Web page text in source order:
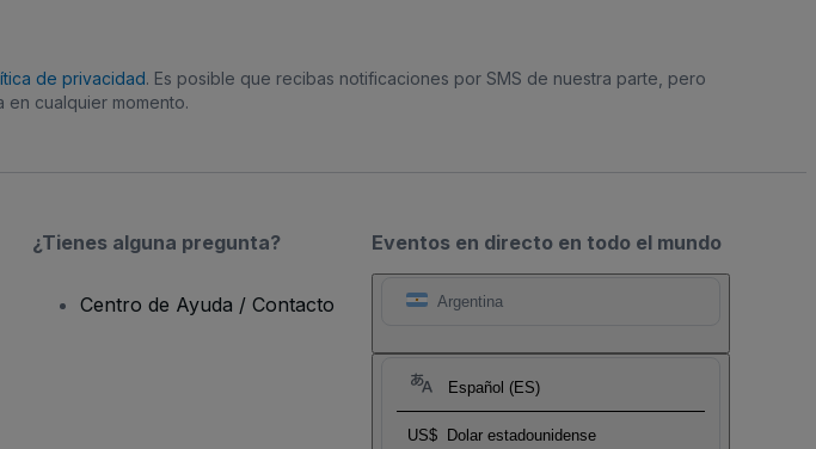
de privacidad. Es posible que recibas notificaciones por SMS de nuestra parte, pero
cualquier momento.
Eventos en directo en todo el mundo
Argentina
Español (ES)
US$ Dolar estadounidense
¿Tienes alguna pregunta?
Centro de Ayuda / Contacto